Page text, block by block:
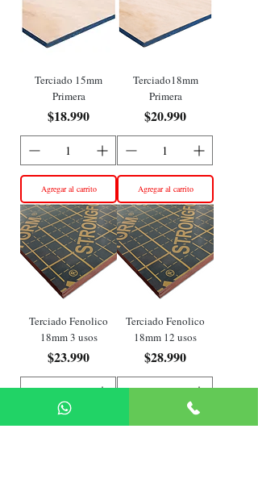
Terciado 15mm
Primera
Precio
$18.990
Agregar al carrito
Terciado18mm
Primera
Precio
$20.990
Agregar al carrito
Terciado Fenolico
18mm 3 usos
Precio
$23.990
Agregar al carrito
Terciado Fenolico
18mm 12 usos
Precio
$28.990
Agregar al carrito